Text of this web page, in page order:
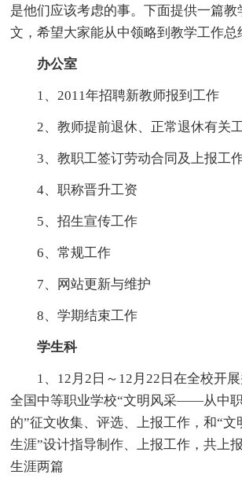
是他们应该考虑的事。下面提供一篇教
文，希望大家能从中领略到教学工作总
办公室
1、2011年招聘新教师报到工作
2、教师提前退休、正常退休有关
3、教职工签订劳动合同及上报工
4、职称晋升工资
5、招生宣传工作
6、常规工作
7、网站更新与维护
8、学期结束工作
学生科
1、12月2日～12月22日在全校开展
全国中等职业学校“文明风采——从中
的”征文收集、评选、上报工作，和“
生涯”设计指导制作、上报工作，共上
生涯两篇